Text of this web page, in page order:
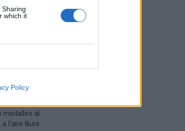
which it
Policy
medalles al
l’aire lliure